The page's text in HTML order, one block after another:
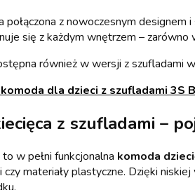
połączona z nowoczesnym
się z każdym wnętrzem – zarówno
również w wersji z szufladami
dla dzieci z szufladami 3S
z szufladami –
w pełni funkcjonalna komoda
czy materiały plastyczne. Dzięki